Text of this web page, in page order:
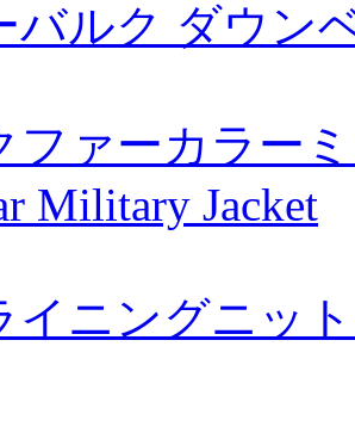
バルク ダウン
ファーカラー
Military Jacket
イニングニッ